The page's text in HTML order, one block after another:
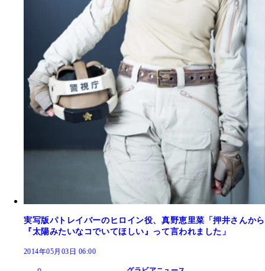
実写版パトレイバーのヒロイン役、真野恵里菜「押井さんから
『太陽みたいなコでいてほしい』って言われました」
2014年05月03日 06:00